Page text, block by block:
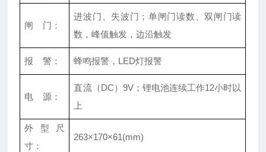
闸 门：
进波门、失波门；单闸门读数、双闸门读
数，峰值触发，边沿触发
报 警： 蜂鸣报警， LED灯报警
电 源：
直流（DC） 9V；锂电池连续工作12小时以
上
外型尺
寸：
263×170×61(mm)